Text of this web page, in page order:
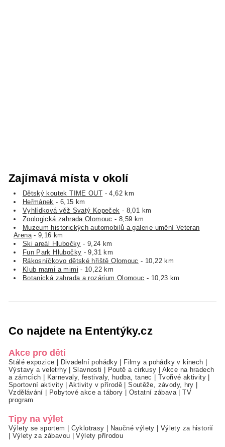
Zajímavá místa v okolí
Dětský koutek TIME OUT - 4,62 km
Heřmánek - 6,15 km
Vyhlídková věž Svatý Kopeček - 8,01 km
Zoologická zahrada Olomouc - 8,59 km
Muzeum historických automobilů a galerie umění Veteran
Arena- 9,16 km
Ski areál Hlubočky - 9,24 km
Fun Park Hlubočky - 9,31 km
Rákosníčkovo dětské hřiště Olomouc - 10,22 km
Klub mami a mimi - 10,22 km
Botanická zahrada a rozárium Olomouc - 10,23 km
Co najdete na Ententýky.cz
Akce pro děti
Stálé expozice Divadelní pohádky Filmy a pohádky v kinech
Výstavy a veletrhy|Slavnosti Poutě a cirkusy
Akce na hradech
a zámcích
Karnevaly, festivaly, hudba, tanec Tvořivé aktivity
Sportovní aktivity|Aktivity v přírodě |Soutěže, závody, hry
Vzdělávání
Pobytové akce a tábory Ostatní zábava|TV
program
Tipy na výlet
Výlety se sportem Cyklotrasy Naučné výlety
Výlety za historií
Výlety za zábavou |Výlety přírodou